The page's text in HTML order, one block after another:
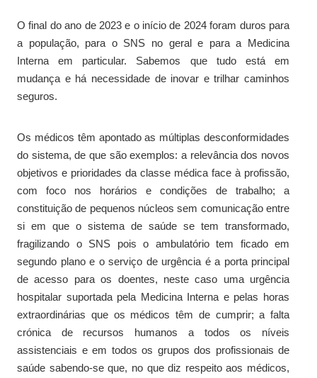
O final do ano de 2023 e o início de 2024 foram duros para
a população, para o SNS no geral e para a Medicina
Interna em particular. Sabemos que tudo está em
mudança e há necessidade de inovar e trilhar caminhos
seguros.
Os médicos têm apontado as múltiplas desconformidades
do sistema, de que são exemplos: a relevância dos novos
objetivos e prioridades da classe médica face à profissão,
com foco nos horários e condições de trabalho; a
constituição de pequenos núcleos sem comunicação entre
si em que o sistema de saúde se tem transformado,
fragilizando o SNS pois o ambulatório tem ficado em
segundo plano e o serviço de urgência é a porta principal
de acesso para os doentes, neste caso uma urgência
hospitalar suportada pela Medicina Interna e pelas horas
extraordinárias que os médicos têm de cumprir; a falta
crónica de recursos humanos a todos os níveis
assistenciais e em todos os grupos dos profissionais de
saúde sabendo-se que, no que diz respeito aos médicos,